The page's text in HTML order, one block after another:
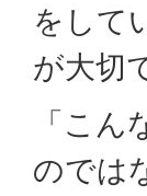
をして
が大切
「こ
のでは